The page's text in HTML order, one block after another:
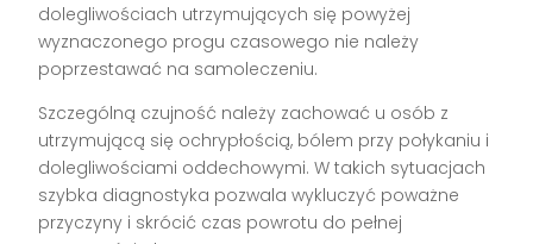
dolegliwościach utrzymujących się powyżej
wyznaczonego progu czasowego nie należy
poprzestawać na samoleczeniu.
Szczególną czujność należy zachować u osób z
utrzymującą się ochrypłością, bólem przy połykaniu i
dolegliwościami oddechowymi. W takich sytuacjach
szybka diagnostyka pozwala wykluczyć poważne
przyczyny i skrócić czas powrotu do pełnej